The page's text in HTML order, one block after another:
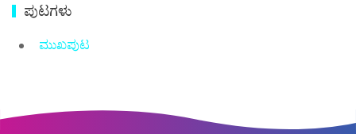
ಪುಟಗಳು
ಮುಖಪುಟ